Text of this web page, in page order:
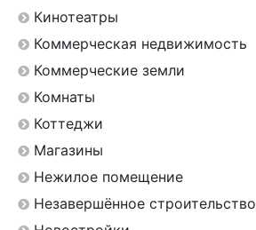
Кинотеатры
Коммерческая недвижимость
Коммерческие земли
Комнаты
Коттеджи
Магазины
Нежилое помещение
Незавершённое строительство